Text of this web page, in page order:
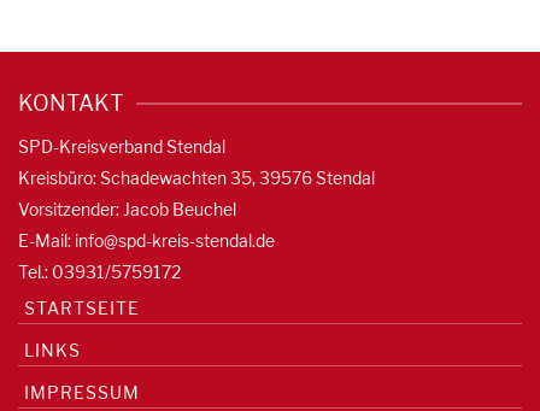
KONTAKT
SPD-Kreisverband Stendal
Kreisbüro: Schadewachten 35, 39576 Stendal
Vorsitzender: Jacob Beuchel
E-Mail: info@spd-kreis-stendal.de
Tel.: 03931/5759172
STARTSEITE
LINKS
IMPRESSUM